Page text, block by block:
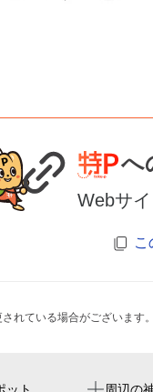
へ
Webサ
こ
れている場合がございます
ット 周辺の